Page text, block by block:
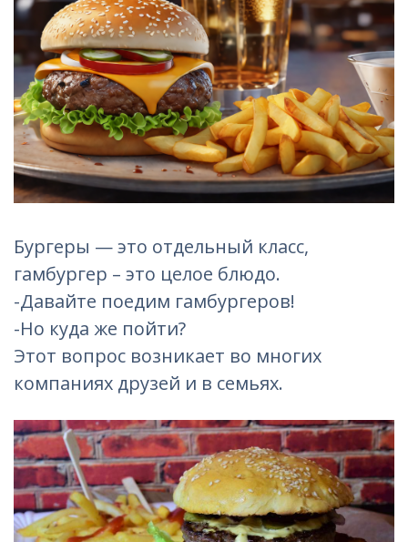
Бургеры — это отдельный класс,
гамбургер – это целое блюдо.
-Давайте поедим гамбургеров!
-Но куда же пойти?
Этот вопрос возникает во многих
компаниях друзей и в семьях.